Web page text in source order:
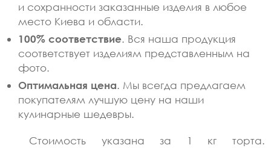
и сохранности заказанные изделия в любое
место Киева и области.
100% соответствие. Вся наша продукция
соответствует изделиям представленным на
фото.
Оптимальная цена. Мы всегда предлагаем
покупателям лучшую цену на наши
кулинарные шедевры.
Стоимость указана за 1 кг торта.